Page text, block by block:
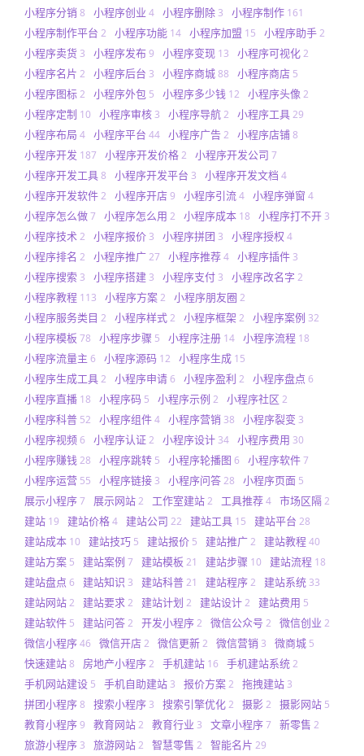
小程序分销 8 小程序创业 4 小程序删除 3 小程序制作 161
小程序制作平台 2 小程序功能 14 小程序加盟 15 小程序助手2
小程序卖货 3 小程序发布9 小程序变现 13 小程序可视化2
小程序名片 2 小程序后台 3 小程序商城88 小程序商店 5
小程序图标2 小程序外包 5 小程序多少钱 12 小程序头像 2
小程序定制 10 小程序审核 3 小程序导航2 小程序工具29
小程序布局 4 小程序平台 44 小程序广告2 小程序店铺8
小程序开发 187 小程序开发价格2 小程序开发公司 7
小程序开发工具8 小程序开发平台 3 小程序开发文档 4
小程序开发软件2 小程序开店9 小程序引流4 小程序弹窗 4
小程序怎么做7 小程序怎么用 2 小程序成本 18 小程序打不开 3
小程序技术2 小程序报价 3 小程序拼团 3 小程序授权 4
小程序排名 2 小程序推广27 小程序推荐4 小程序插件 3
小程序搜索 3 小程序搭建 3 小程序支付 3 小程序改名字 2
小程序教程 113 小程序方案2 小程序朋友圈 2
小程序服务类目 2 小程序样式2 小程序框架 2 小程序案例 32
小程序模板 78 小程序步骤 5 小程序注册 14 小程序流程 18
小程序流量主 6 小程序源码 12 小程序生成 15
小程序生成工具2 小程序申请6 小程序盈利 2 小程序盘点 6
小程序直播 18 小程序码 5 小程序示例 2 小程序社区 2
小程序科普 52 小程序组件4 小程序营销 38 小程序裂变 3
小程序视频6 小程序认证2 小程序设计 34 小程序费用 30
小程序赚钱28 小程序跳转 5 小程序轮播图 6 小程序软件7
小程序运营 55 小程序链接 3 小程序问答28 小程序页面 5
展示小程序7 展示网站2 工作室建站2 工具推荐4 市场区隔2
建站 19 建站价格4 建站公司 22 建站工具 15 建站平台 28
建站成本 10 建站技巧 5 建站报价 5 建站推广2 建站教程40
建站方案 5 建站案例 7 建站模板 21 建站步骤 10 建站流程 18
建站盘点 6 建站知识 3 建站科普21 建站程序2 建站系统 33
建站网站2 建站要求2 建站计划 2 建站设计2 建站费用 5
建站软件 5 建站问答2 开发小程序2 微信公众号 2 微信创业 2
微信小程序46 微信开店2 微信更新2 微信营销 3 微商城 5
快速建站8 房地产小程序2 手机建站 16 手机建站系统2
手机网站建设 5 手机自助建站 3 报价方案2 拖拽建站 3
拼团小程序8 搜索小程序 3 搜索引擎优化2 摄影2 摄影网站 5
教育小程序9 教育网站2 教育行业 3 文章小程序7 新零售 2
旅游小程序 3 旅游网站2 智慧零售 2 智能名片 29